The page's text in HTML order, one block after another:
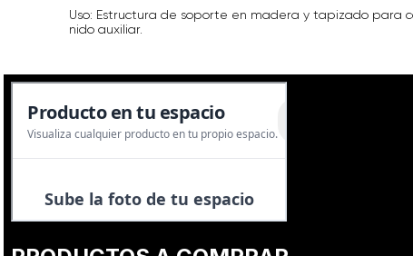
Uso: Estructura de soporte en madera y tapizado para
nido auxiliar.